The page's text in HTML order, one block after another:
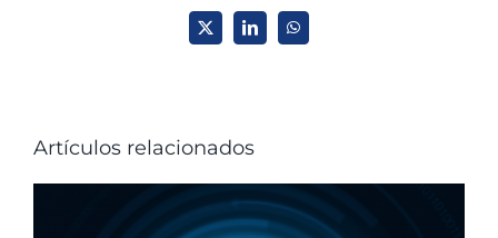
X LinkedInWhatsApp
Artículos relacionados